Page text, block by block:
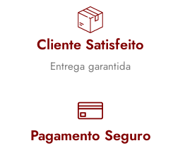
Cliente Satisfeito
Entrega garantida
Pagamento Seguro